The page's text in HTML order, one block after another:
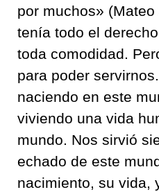
por muchos»
tenía todo el
toda comodidad.
para poder
naciendo en este
viviendo una vida
mundo. Nos sirvió
echado de este
nacimiento, su vida,